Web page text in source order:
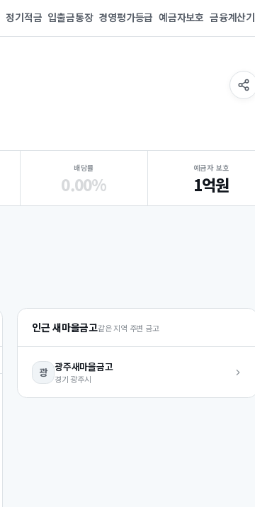
정기적금 입출금통장 경영평가등급 예금자보호 금융계산기
배당률
0.00%
예금자 보호
1억원
인근 새마을금고같은 지역 주변 금고
광 광주새마을금고
경기 광주시